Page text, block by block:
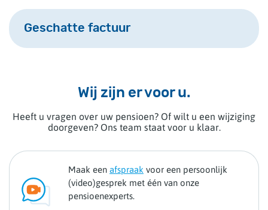
Geschatte factuur
Wij zijn er voor u.
Heeft u vragen over uw pensioen? Of wilt u een wijziging
doorgeven? Ons team staat voor u klaar.
Maak een afspraak voor een persoonlijk
(video)gesprek met één van onze
pensioenexperts.